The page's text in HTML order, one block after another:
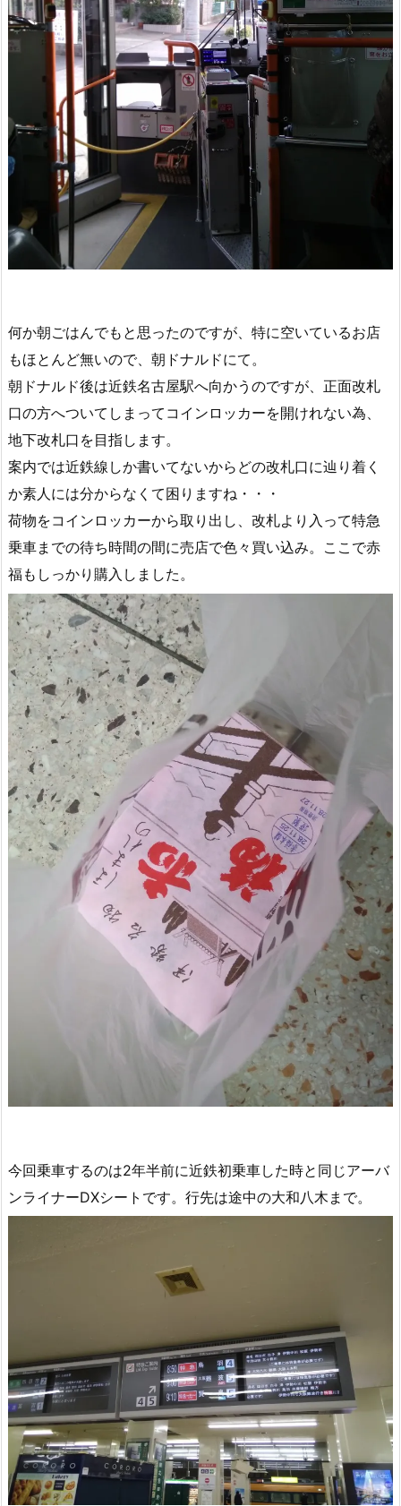
何か朝ごはんでもと思ったのですが、特に空いているお店
もほとんど無いので、朝ドナルドにて。
朝ドナルド後は近鉄名古屋駅へ向かうのですが、正面改札
口の方へついてしまってコインロッカーを開けれない為、
地下改札口を目指します。
案内では近鉄線しか書いてないからどの改札口に辿り着く
か素人には分からなくて困りますね・・・
荷物をコインロッカーから取り出し、改札より入って特急
乗車までの待ち時間の間に売店で色々買い込み。ここで赤
福もしっかり購入しました。
今回乗車するのは2年半前に近鉄初乗車した時と同じアーバ
ンライナーDXシートです。行先は途中の大和八木まで。